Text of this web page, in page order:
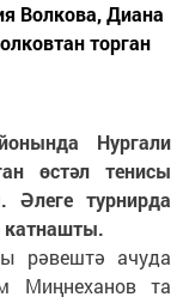
Волкова, Диана
торган
Нургали
өстәл тенисы
Әлеге турнирда
катнашты.
рәвештә ачуда
Миңнеханов та